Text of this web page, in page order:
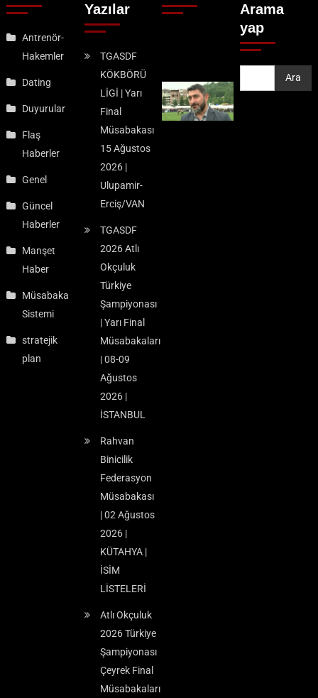
Antrenör-
Hakemler
Dating
Duyurular
Flaş
Haberler
Genel
Güncel
Haberler
Manşet
Haber
Müsabaka
Sistemi
stratejik
plan
Yazılar
TGASDF
KÖKBÖRÜ
LİGİ | Yarı
Final
Müsabakası
15 Ağustos
2026 |
Ulupamir-
Erciş/VAN
TGASDF
2026 Atlı
Okçuluk
Türkiye
Şampiyonası
| Yarı Final
Müsabakaları
| 08-09
Ağustos
2026 |
İSTANBUL
Rahvan
Binicilik
Federasyon
Müsabakası
| 02 Ağustos
2026 |
KÜTAHYA |
İSİM
LİSTELERİ
Atlı Okçuluk
2026 Türkiye
Şampiyonası
Çeyrek Final
Müsabakaları
Arama
yap
Ara